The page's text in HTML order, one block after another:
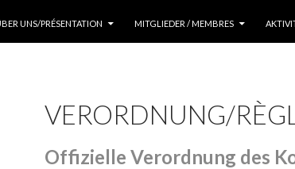
UNS/PRÉSENTATION
MITGLIEDER / MEMBRES
VERORDNUNG/
Offizielle Verordnung des